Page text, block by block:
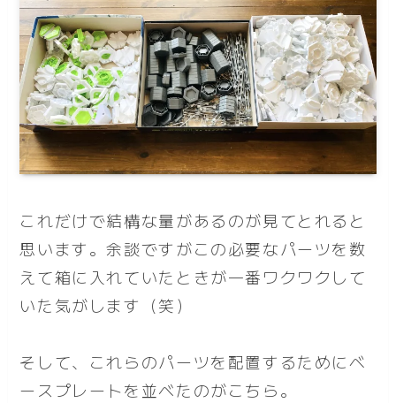
これだけで結構な量があるのが見てとれると
思います。余談ですがこの必要なパーツを数
えて箱に入れていたときが一番ワクワクして
いた気がします（笑）
そして、これらのパーツを配置するためにベ
ースプレートを並べたのがこちら。